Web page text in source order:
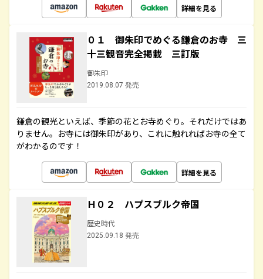
詳細を見る
０１ 御朱印でめぐる鎌倉のお寺 三
十三観音完全掲載 三訂版
御朱印
2019.08.07 発売
鎌倉の観光といえば、季節の花とお寺めぐり。それだけではあ
りません。お寺には御朱印があり、これに触れればお寺の全て
がわかるのです！
詳細を見る
Ｈ０２ ハプスブルク帝国
歴史時代
2025.09.18 発売